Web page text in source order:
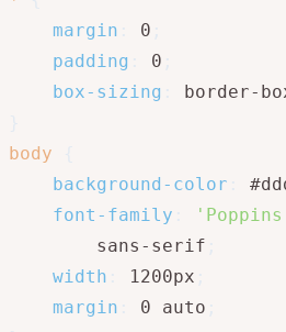
margin
0
padding
0
box-sizing
border-
body
background-color
font-family
        sans-serif
width
1200px
margin
0 auto